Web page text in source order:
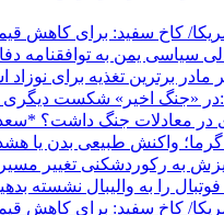
کاخ سفید: برای کاهش
سیاسی یمن به توافقنامه
برترین تغذیه برای نوزاد
«جنگ اخیر» شکست دیگری
واکنش طبیعی بدن یا
به رکوردشکنی تغییر مسیر
را به والیبال نشسته
کاخ سفید: برای کاهش